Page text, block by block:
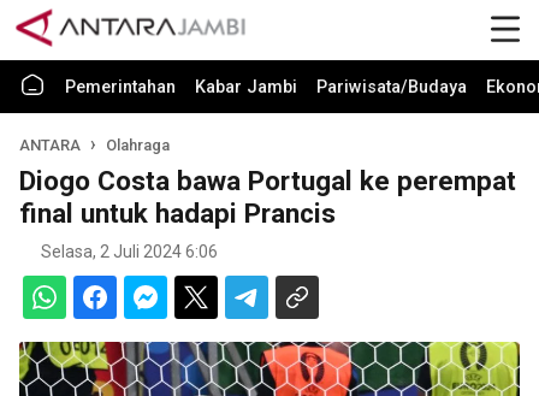
Pemerintahan Kabar Jambi Pariwisata/Budaya
ANTARA Olahraga
Diogo Costa bawa Portugal ke perempat
final untuk hadapi Prancis
Selasa, 2 Juli 2024 6:06